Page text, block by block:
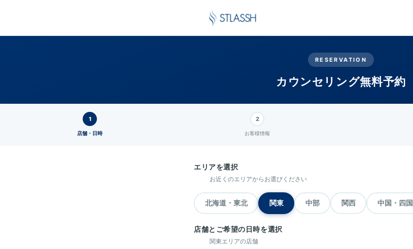
RESERVATION
カウンセリング無料予約
店舗・日時 お客様情報
エリアを選択
お近くのエリアからお選びください
北海道・東北 関東 中部 関西 中国・四国
店舗とご希望の日時を選択
関東エリアの店舗